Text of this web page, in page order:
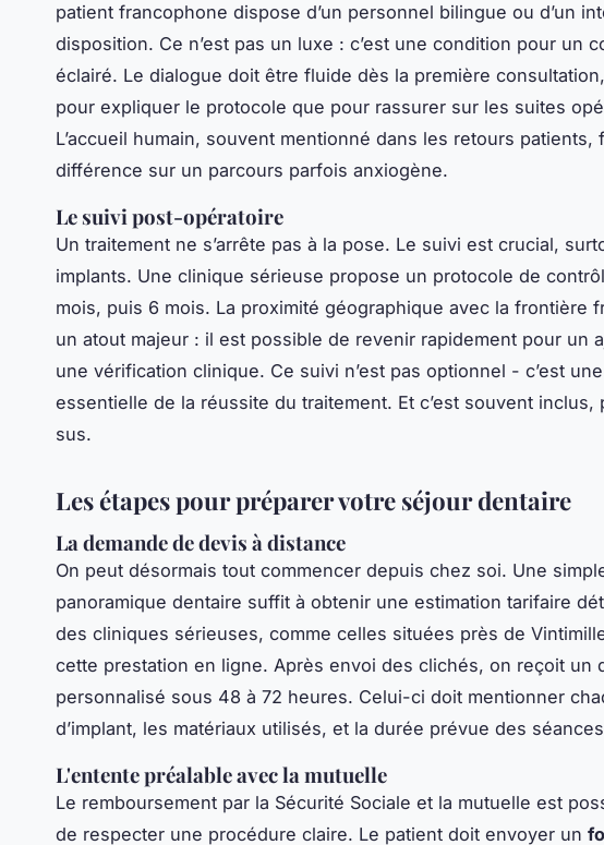
patient francophone dispose d’un personnel bilingue ou d’un
disposition. Ce n’est pas un luxe : c’est une condition pour un
éclairé. Le dialogue doit être fluide dès la première
pour expliquer le protocole que pour rassurer sur les suites
L’accueil humain, souvent mentionné dans les retours patients,
différence sur un parcours parfois anxiogène.
Le suivi post-opératoire
Un traitement ne s’arrête pas à la pose. Le suivi est crucial,
implants. Une clinique sérieuse propose un protocole de
mois, puis 6 mois. La proximité géographique avec la frontière
un atout majeur : il est possible de revenir rapidement pour un
une vérification clinique. Ce suivi n’est pas optionnel - c’est
essentielle de la réussite du traitement. Et c’est souvent inclus,
sus.
Les étapes pour préparer votre séjour dentaire
La demande de devis à distance
On peut désormais tout commencer depuis chez soi. Une
panoramique dentaire suffit à obtenir une estimation tarifaire
des cliniques sérieuses, comme celles situées près de
cette prestation en ligne. Après envoi des clichés, on reçoit un
personnalisé sous 48 à 72 heures. Celui-ci doit mentionner
d’implant, les matériaux utilisés, et la durée prévue des
L'entente préalable avec la mutuelle
Le remboursement par la Sécurité Sociale et la mutuelle est
de respecter une procédure claire. Le patient doit envoyer un